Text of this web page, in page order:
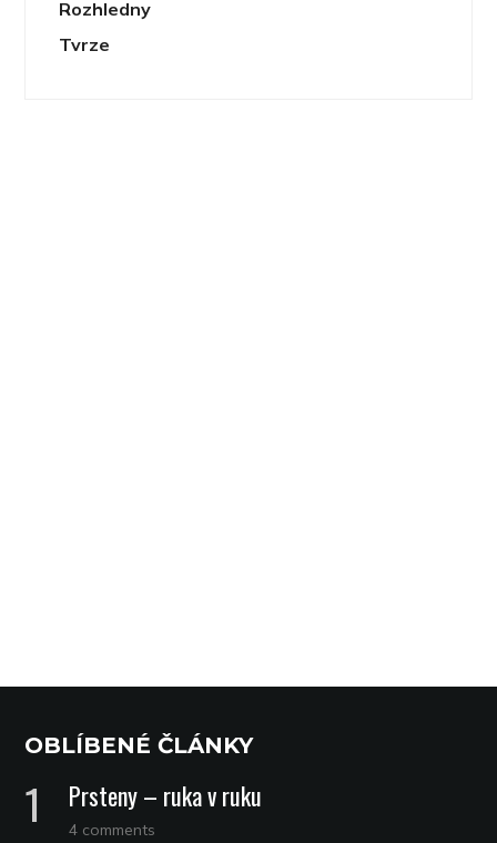
Rozhledny
Tvrze
OBLÍBENÉ ČLÁNKY
Prsteny – ruka v ruku
4 comments